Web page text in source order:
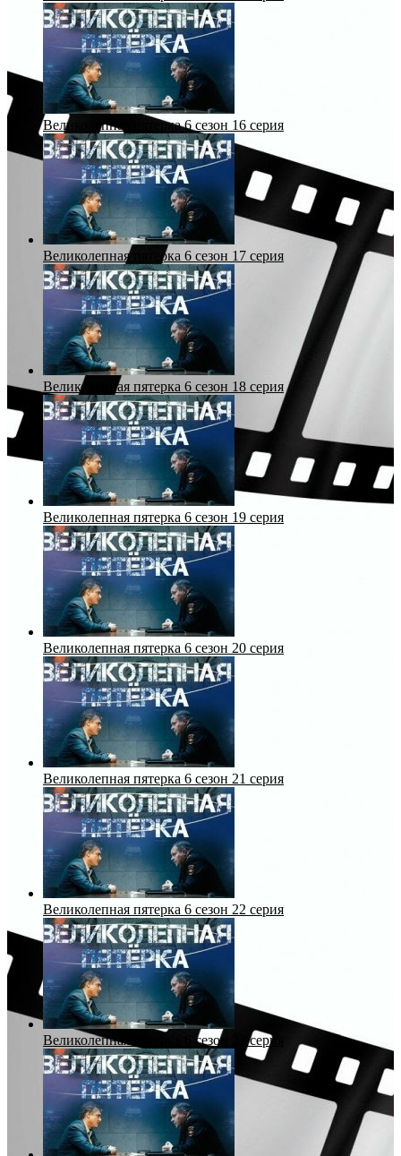
Великолепная пятерка 6 сезон 16 серия
Великолепная пятерка 6 сезон 17 серия
Великолепная пятерка 6 сезон 18 серия
Великолепная пятерка 6 сезон 19 серия
Великолепная пятерка 6 сезон 20 серия
Великолепная пятерка 6 сезон 21 серия
Великолепная пятерка 6 сезон 22 серия
Великолепная пятерка 6 сезон 23 серия